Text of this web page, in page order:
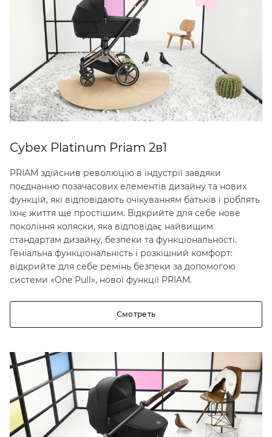
Cybex Platinum Priam 2в1
PRIAM здійснив революцію в індустрії завдяки
поєднанню позачасових елементів дизайну та нових
функцій, які відповідають очікуванням батьків і роблять
їхнє життя ще простішим. Відкрийте для себе нове
покоління коляски, яка відповідає найвищим
стандартам дизайну, безпеки та функціональності.
Геніальна функціональність і розкішний комфорт:
відкрийте для себе ремінь безпеки за допомогою
системи «One Pull», нової функції PRIAM.
Смотреть